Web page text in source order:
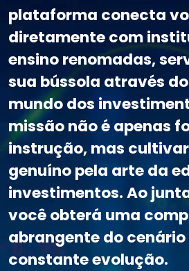
plataforma conecta
diretamente com
ensino renomadas,
sua bússola através
mundo dos
missão não é apenas
instrução, mas
genuíno pela arte da
investimentos. Ao
você obterá uma
abrangente do
constante evolução.